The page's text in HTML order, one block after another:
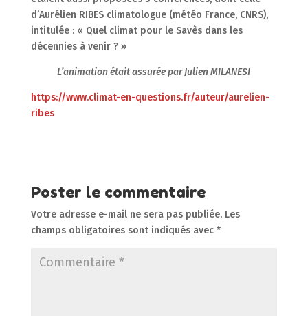
d’Aurélien RIBES climatologue (météo France, CNRS),
intitulée : « Quel climat pour le Savès dans les
décennies à venir ? »
L’animation était assurée par Julien MILANESI
https://www.climat-en-questions.fr/auteur/aurelien-
ribes
Poster le commentaire
Votre adresse e-mail ne sera pas publiée. Les
champs obligatoires sont indiqués avec *